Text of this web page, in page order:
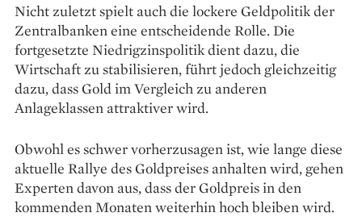
Nicht zuletzt spielt auch die lockere Geldpolitik der
Zentralbanken eine entscheidende Rolle. Die
fortgesetzte Niedrigzinspolitik dient dazu, die
Wirtschaft zu stabilisieren, führt jedoch gleichzeitig
dazu, dass Gold im Vergleich zu anderen
Anlageklassen attraktiver wird.
Obwohl es schwer vorherzusagen ist, wie lange diese
aktuelle Rallye des Goldpreises anhalten wird, gehen
Experten davon aus, dass der Goldpreis in den
kommenden Monaten weiterhin hoch bleiben wird.